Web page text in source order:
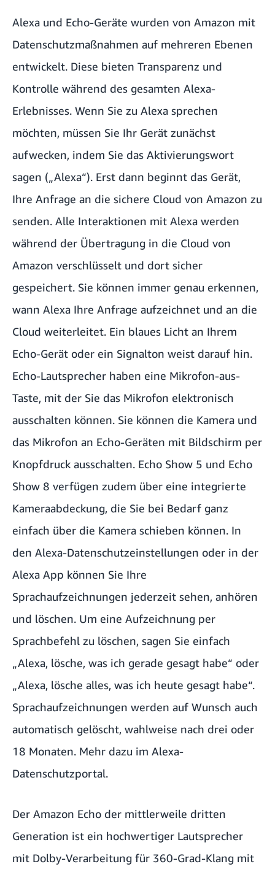
Alexa und Echo-Geräte wurden von Amazon mit
Datenschutzmaßnahmen auf mehreren Ebenen
entwickelt. Diese bieten Transparenz und
Kontrolle während des gesamten Alexa-
Erlebnisses. Wenn Sie zu Alexa sprechen
möchten, müssen Sie Ihr Gerät zunächst
aufwecken, indem Sie das Aktivierungswort
sagen („Alexa“). Erst dann beginnt das Gerät,
Ihre Anfrage an die sichere Cloud von Amazon zu
senden. Alle Interaktionen mit Alexa werden
während der Übertragung in die Cloud von
Amazon verschlüsselt und dort sicher
gespeichert. Sie können immer genau erkennen,
wann Alexa Ihre Anfrage aufzeichnet und an die
Cloud weiterleitet. Ein blaues Licht an Ihrem
Echo-Gerät oder ein Signalton weist darauf hin.
Echo-Lautsprecher haben eine Mikrofon-aus-
Taste, mit der Sie das Mikrofon elektronisch
ausschalten können. Sie können die Kamera und
das Mikrofon an Echo-Geräten mit Bildschirm per
Knopfdruck ausschalten. Echo Show 5 und Echo
Show 8 verfügen zudem über eine integrierte
Kameraabdeckung, die Sie bei Bedarf ganz
einfach über die Kamera schieben können. In
den Alexa-Datenschutzeinstellungen oder in der
Alexa App können Sie Ihre
Sprachaufzeichnungen jederzeit sehen, anhören
und löschen. Um eine Aufzeichnung per
Sprachbefehl zu löschen, sagen Sie einfach
„Alexa, lösche, was ich gerade gesagt habe“ oder
„Alexa, lösche alles, was ich heute gesagt habe“.
Sprachaufzeichnungen werden auf Wunsch auch
automatisch gelöscht, wahlweise nach drei oder
18 Monaten. Mehr dazu im Alexa-
Datenschutzportal.
Der Amazon Echo der mittlerweile dritten
Generation ist ein hochwertiger Lautsprecher
mit Dolby-Verarbeitung für 360-Grad-Klang mit